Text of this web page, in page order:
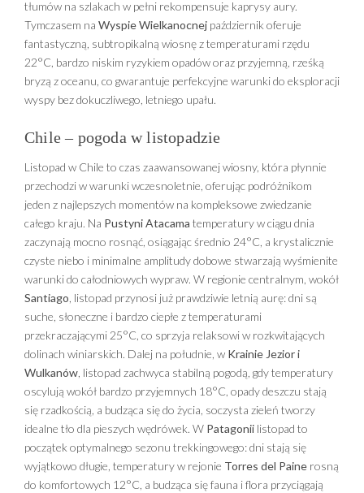
tłumów na szlakach w pełni rekompensuje kaprysy aury.
Tymczasem na Wyspie Wielkanocnej październik oferuje
fantastyczną, subtropikalną wiosnę z temperaturami rzędu
22°C, bardzo niskim ryzykiem opadów oraz przyjemną, rześką
bryzą z oceanu, co gwarantuje perfekcyjne warunki do eksploracji
wyspy bez dokuczliwego, letniego upału.
Chile – pogoda w listopadzie
Listopad w Chile to czas zaawansowanej wiosny, która płynnie
przechodzi w warunki wczesnoletnie, oferując podróżnikom
jeden z najlepszych momentów na kompleksowe zwiedzanie
całego kraju. Na Pustyni Atacama temperatury w ciągu dnia
zaczynają mocno rosnąć, osiągając średnio 24°C, a krystalicznie
czyste niebo i minimalne amplitudy dobowe stwarzają wyśmienite
warunki do całodniowych wypraw. W regionie centralnym, wokół
Santiago , listopad przynosi już prawdziwie letnią aurę: dni są
suche, słoneczne i bardzo ciepłe z temperaturami
przekraczającymi 25°C, co sprzyja relaksowi w rozkwitających
dolinach winiarskich. Dalej na południe, w Krainie Jezior i
Wulkanów , listopad zachwyca stabilną pogodą, gdy temperatury
oscylują wokół bardzo przyjemnych 18°C, opady deszczu stają
się rzadkością, a budząca się do życia, soczysta zieleń tworzy
idealne tło dla pieszych wędrówek. W Patagonii listopad to
początek optymalnego sezonu trekkingowego: dni stają się
wyjątkowo długie, temperatury w rejonie Torres del Paine rosną
do komfortowych 12°C, a budząca się fauna i flora przyciągają